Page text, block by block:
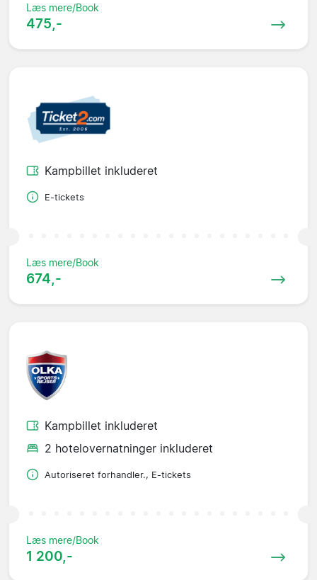
Læs mere/Book
475,-
Kampbillet inkluderet
E-tickets
Læs mere/Book
674,-
Kampbillet inkluderet
2 hotelovernatninger inkluderet
Autoriseret forhandler., E-tickets
Læs mere/Book
1 200,-